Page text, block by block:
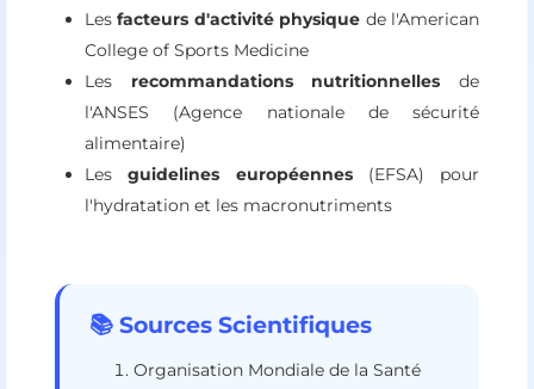
Lesfacteurs d'activité physique de l'American
College of Sports Medicine
Les recommandations nutritionnelles de
l'ANSES (Agence nationale de sécurité
alimentaire)
Lesguidelines européennes(EFSA) pour
l'hydratation et les macronutriments
📚 Sources Scientifiques
Organisation Mondiale de la Santé